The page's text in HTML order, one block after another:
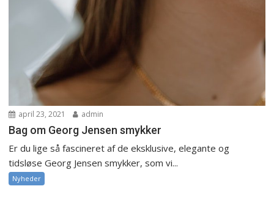
april 23, 2021 admin
Bag om Georg Jensen smykker
Er du lige så fascineret af de eksklusive, elegante og
tidsløse Georg Jensen smykker, som vi...
Nyheder